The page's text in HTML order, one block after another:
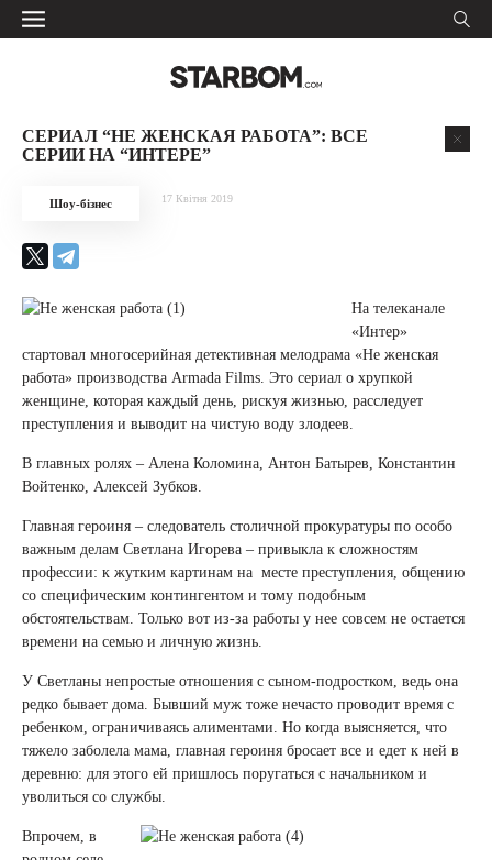
СЕРИАЛ “НЕ ЖЕНСКАЯ РАБОТА”: ВСЕ
СЕРИИ НА “ИНТЕРЕ”
Шоу-бізнес 17 Квітня 2019
На телеканале
«Интер»
стартовал многосерийная детективная мелодрама «Не женская
работа» производства Armada Films. Это сериал о хрупкой
женщине, которая каждый день, рискуя жизнью, расследует
преступления и выводит на чистую воду злодеев.
В главных ролях – Алена Коломина, Антон Батырев, Константин
Войтенко, Алексей Зубков.
Главная героиня – следователь столичной прокуратуры по особо
важным делам Светлана Игорева – привыкла к сложностям
профессии: к жутким картинам на месте преступления, общению
со специфическим контингентом и тому подобным
обстоятельствам. Только вот из-за работы у нее совсем не остается
времени на семью и личную жизнь.
У Светланы непростые отношения с сыном-подростком, ведь она
редко бывает дома. Бывший муж тоже нечасто проводит время с
ребенком, ограничиваясь алиментами. Но когда выясняется, что
тяжело заболела мама, главная героиня бросает все и едет к ней в
деревню: для этого ей пришлось поругаться с начальником и
уволиться со службы.
Впрочем, в